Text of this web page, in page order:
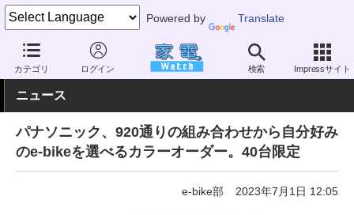
Powered by Translate
カテゴリ ログイン 検索 Impressサイト
家電 Watch その他・家電 アウトドア 電動自転車
ニュース
パナソニック、920通りの組み合わせから自分好み
のe-bikeを選べるカラーオーダー。40台限定
e-bike部 2023年7月1日 12:05